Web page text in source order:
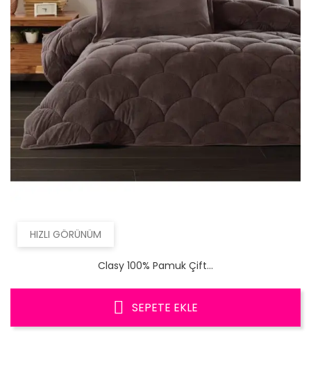
HIZLI GÖRÜNÜM
Clasy 100% Pamuk Çift...
SEPETE EKLE